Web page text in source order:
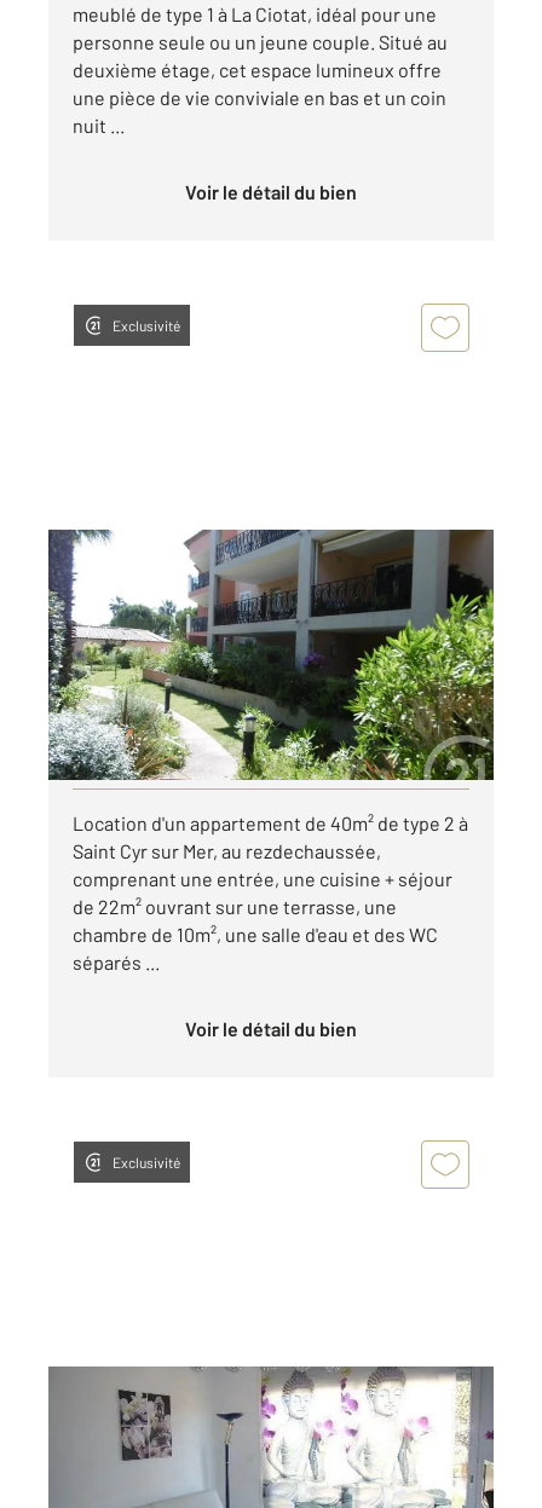
meublé de type 1 à La Ciotat, idéal pour une
personne seule ou un jeune couple. Situé au
deuxième étage, cet espace lumineux offre
une pièce de vie conviviale en bas et un coin
nuit ...
Voir le détail du bien
Exclusivité
ST CYR SUR MER 83
39,17 m
, 2 pièces
Ref : 19403
Appartement F2 à louer
831 €
par mois charges comprises
Visiter le site dédié
Location d'un appartement de 40m² de type 2 à
Saint Cyr sur Mer, au rezdechaussée,
comprenant une entrée, une cuisine + séjour
de 22m² ouvrant sur une terrasse, une
chambre de 10m², une salle d'eau et des WC
séparés ...
Voir le détail du bien
Exclusivité
LA CIOTAT 13
2, 3 pièces
Ref : 19420
Appartement F3 à louer